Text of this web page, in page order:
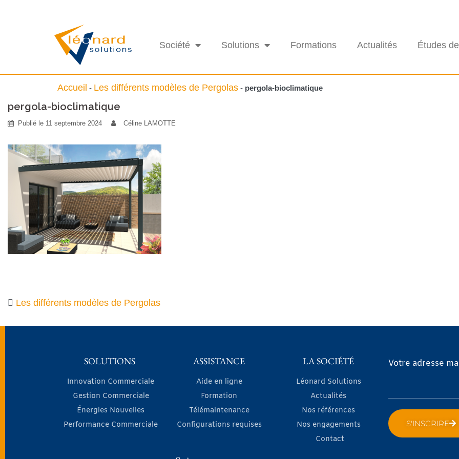
Société Solutions Formations Actualités Études
Accueil - Les différents modèles de Pergolas - pergola-bioclimatique
pergola-bioclimatique
Publié le 11 septembre 2024 Céline LAMOTTE
Les différents modèles de Pergolas
SOLUTIONS
Innovation Commerciale
Gestion Commerciale
Énergies Nouvelles
Performance Commerciale
ASSISTANCE
Aide en ligne
Formation
Télémaintenance
Configurations requises
LA SOCIÉTÉ
Léonard Solutions
Actualités
Nos références
Nos engagements
Contact
Votre adresse
S'INSCRIRE